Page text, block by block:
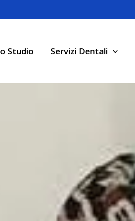
Studio Servizi Dentali